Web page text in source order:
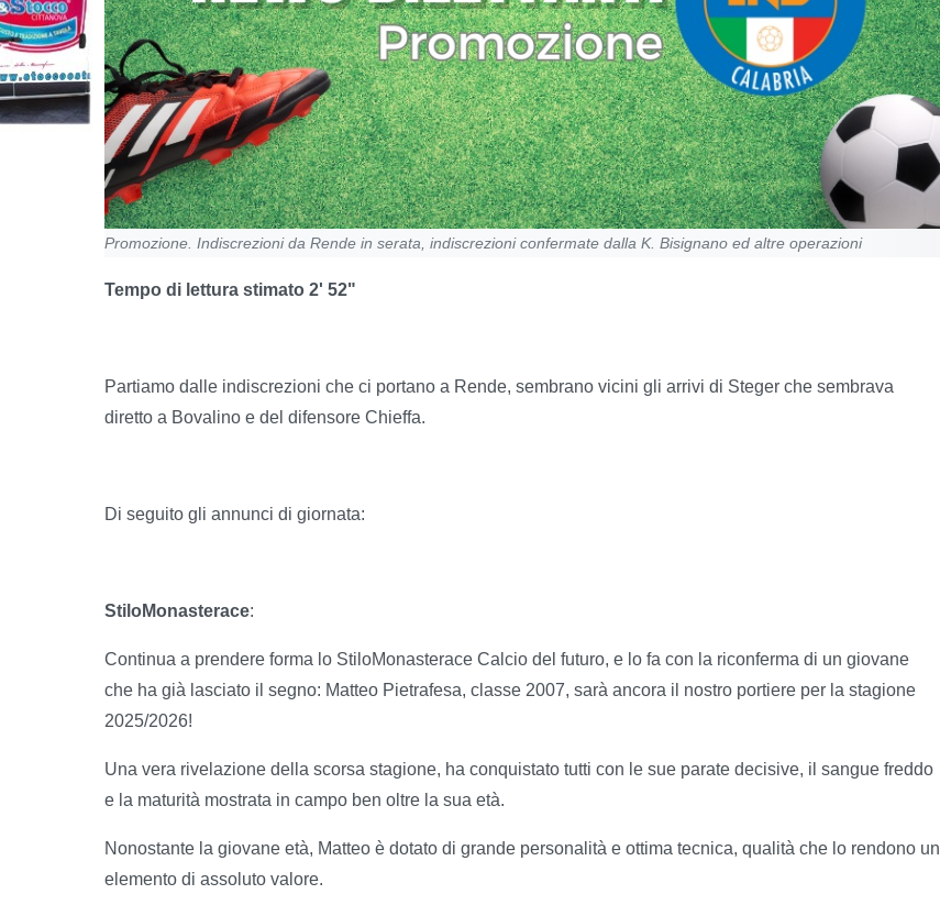
Promozione. Indiscrezioni da Rende in serata, indiscrezioni confermate dalla K. Bisignano ed altre operazioni
Tempo di lettura stimato 2' 52"
Partiamo dalle indiscrezioni che ci portano a Rende, sembrano vicini gli arrivi di Steger che sembrava
diretto a Bovalino e del difensore Chieffa.
Di seguito gli annunci di giornata:
StiloMonasterace:
Continua a prendere forma lo StiloMonasterace Calcio del futuro, e lo fa con la riconferma di un giovane
che ha già lasciato il segno: Matteo Pietrafesa, classe 2007, sarà ancora il nostro portiere per la stagione
2025/2026!
Una vera rivelazione della scorsa stagione, ha conquistato tutti con le sue parate decisive, il sangue freddo
e la maturità mostrata in campo ben oltre la sua età.
Nonostante la giovane età, Matteo è dotato di grande personalità e ottima tecnica, qualità che lo rendono un
elemento di assoluto valore.